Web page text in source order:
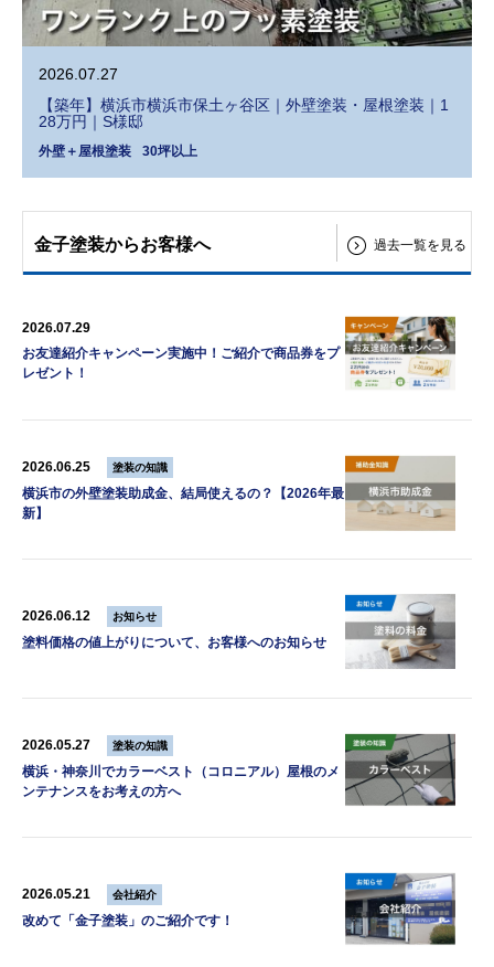
【築年】横浜市横浜市保土ヶ谷区｜外壁塗装・屋根塗装｜1
28万円｜S様邸
2026.07.27
外壁＋屋根塗装 30坪以上
金子塗装からお客様へ
2026.07.29
お友達紹介キャンペーン実施中！ご紹介で商品券をプ
レゼント！
2026.06.25 塗装の知識
横浜市の外壁塗装助成金、結局使えるの？【2026年最
新】
2026.06.12 お知らせ
塗料価格の値上がりについて、お客様へのお知らせ
2026.05.27 塗装の知識
横浜・神奈川でカラーベスト（コロニアル）屋根のメ
ンテナンスをお考えの方へ
2026.05.21 会社紹介
改めて「金子塗装」のご紹介です！
過去一覧を見る